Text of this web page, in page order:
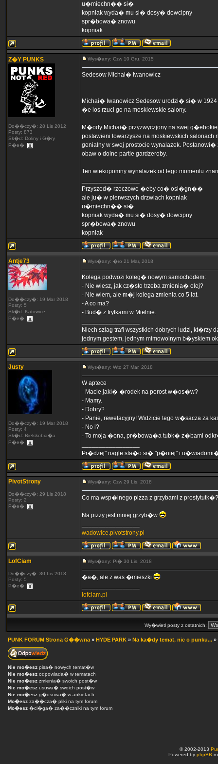
u�miechn�� si�
kopniak wyda� mu si� dosy� dowcipny
spr�bowa� znowu
kopniak
Z�Y PUNKS
Do��czy�: 28 Lis 2012
Posty: 873
Sk�d: Doliny i G�ry
P�e�:
Wys�any: Czw 10 Gru, 2015
Sedesow Michai� Iwanowicz
Michai� Iwanowicz Sedesow urodzi� si� w
�e los rzuci go na moskiewskie salony.
M�ody Michai� przyzwyczjony na swej
postawieni towarzysze na moskiewskich
genialny w swej prostocie wynalazek.
obaw o dolne partie gardzeroby.
Ten wiekopomny wynalazek od tego momentu
Przyszed� rzeczowo �eby co� osi�gn��
ale ju� w pierwszych drzwiach kopniak
u�miechn�� si�
kopniak wyda� mu si� dosy� dowcipny
spr�bowa� znowu
kopniak
Antje73
Do��czy�: 19 Mar 2018
Posty: 5
Sk�d: Katowice
P�e�:
Wys�any: �ro 21 Mar, 2018
Kolega podwozi koleg� nowym samochodem:
- Nie wiesz, jak cz�sto trzeba zmienia� olej?
- Nie wiem, ale m�j kolega zmienia co 5 lat.
- A co ma?
- Bud� z frytkami w Mielnie.
Niech szlag trafi wszystkich dobrych ludzi,
jednym gestem, jednym mimowolnym b�yskiem
Justy
Do��czy�: 19 Mar 2018
Posty: 4
Sk�d: Bielskobia�a
P�e�:
Wys�any: Wto 27 Mar, 2018
W aptece
- Macie jaki� �rodek na porost w�os�w?
- Mamy.
- Dobry?
- Panie, rewelacyjny! Widzicie tego w�sacza za
- No i?
- To moja �ona, pr�bowa�a tubk� z�bami
Pr�dzej" nagle sta�o si� "p�niej" i
PivotStrony
Do��czy�: 29 Lis 2018
Posty: 2
P�e�:
Wys�any: Czw 29 Lis, 2018
Co ma wsp�lnego pizza z grzybami z prostytutk�?
Na pizzy jest mniej grzyb�w
wadowice.pivotstrony.pl
LofCiam
Do��czy�: 30 Lis 2018
Posty: 5
P�e�:
Wys�any: Pi� 30 Lis, 2018
�a�, ale z was �mieszki
lofciam.pl
Wy�wietl posty z ostatnich:
PUNK FORUM Strona G��wna » HYDE PARK » Na ka�dy temat, nic o punku... »
Nie mo�esz pisa� nowych temat�w
Nie mo�esz odpowiada� w tematach
Nie mo�esz zmienia� swoich post�w
Nie mo�esz usuwa� swoich post�w
Nie mo�esz g�osowa� w ankietach
Mo�esz za��cza� pliki na tym forum
Mo�esz �ci�ga� za��czniki na tym forum
© 2002-2013
Powered by phpBB